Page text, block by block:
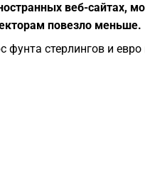
веб-сайтах,
повезло меньше.
стерлингов и